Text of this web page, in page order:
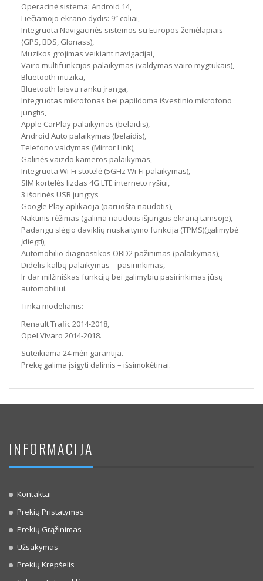
Operacinė sistema: Android 14,
Liečiamojo ekrano dydis: 9″ coliai,
Integruota Navigacinės sistemos su Europos žemėlapiais
(GPS, BDS, Glonass),
Muzikos grojimas veikiant navigacijai,
Vairo multifunkcijos palaikymas (valdymas vairo mygtukais),
Bluetooth muzika,
Bluetooth laisvų rankų įranga,
Integruotas mikrofonas bei papildoma išvestinio mikrofono
jungtis,
Apple CarPlay palaikymas (belaidis),
Android Auto palaikymas (belaidis),
Telefono valdymas (Mirror Link),
Galinės vaizdo kameros palaikymas,
Integruota Wi-Fi stotelė (5GHz Wi-Fi palaikymas),
SIM kortelės lizdas 4G LTE interneto ryšiui,
3 išorinės USB jungtys
Google Play aplikacija (paruošta naudotis),
Naktinis rėžimas (galima naudotis išjungus ekraną tamsoje),
Padangų slėgio daviklių nuskaitymo funkcija (TPMS)(galimybė
įdiegti),
Automobilio diagnostikos OBD2 pažinimas (palaikymas),
Didelis kalbų palaikymas – pasirinkimas,
Ir dar milžiniškas funkcijų bei galimybių pasirinkimas jūsų
automobiliui.
Tinka modeliams:
Renault Trafic 2014-2018,
Opel Vivaro 2014-2018.
Suteikiama 24 mėn garantija.
Prekę galima įsigyti dalimis – išsimokėtinai.
INFORMACIJA
Kontaktai
Prekių Pristatymas
Prekių Grąžinimas
Užsakymas
Prekių Krepšelis